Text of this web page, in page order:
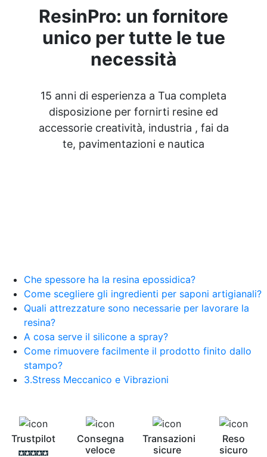
ResinPro: un fornitore
unico per tutte le tue
necessità
15 anni di esperienza a Tua completa
disposizione per fornirti resine ed
accessorie creatività, industria , fai da
te, pavimentazioni e nautica
Che spessore ha la resina epossidica?
Come scegliere gli ingredienti per saponi artigianali?
Quali attrezzature sono necessarie per lavorare la
resina?
A cosa serve il silicone a spray?
Come rimuovere facilmente il prodotto finito dallo
stampo?
3.Stress Meccanico e Vibrazioni
Trustpilot
Consegna
veloce
Transazioni
sicure
Reso
sicuro